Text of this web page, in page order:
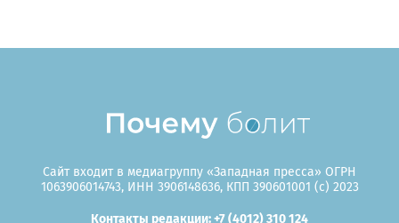
Сайт входит в медиагруппу «Западная пресса» ОГРН
1063906014743, ИНН 3906148636, КПП 390601001 (c) 2023
Контакты редакции: +7 (4012) 310 124